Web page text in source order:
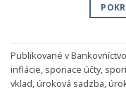
Publikované vBankovníctvo
inflácie, sporiace účty,
vklad,úroková sadzba,